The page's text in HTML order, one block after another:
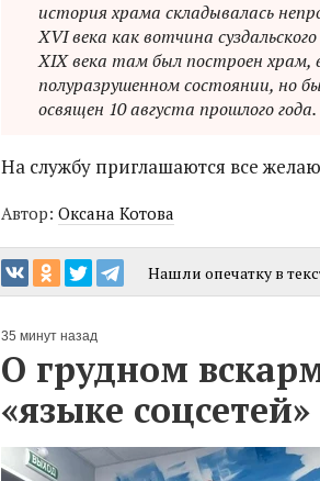
история храма складывалась
XVI века как вотчина
XIX века там был построен храм,
полуразрушенном состоянии, но
освящен 10 августа прошлого года.
На службу приглашаются все
Автор: Оксана Котова
Нашли опечатку в
35 минут назад
О грудном
«языке соцсетей»